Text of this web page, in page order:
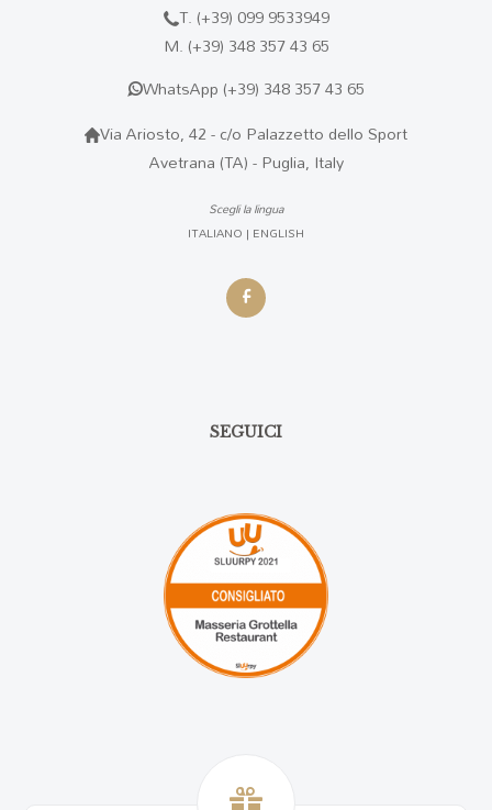
T. (+39) 099 9533949
M. (+39) 348 357 43 65
WhatsApp (+39) 348 357 43 65
Via Ariosto, 42 - c/o Palazzetto dello Sport
Avetrana (TA) - Puglia, Italy
Scegli la lingua
ITALIANO | ENGLISH
SEGUICI